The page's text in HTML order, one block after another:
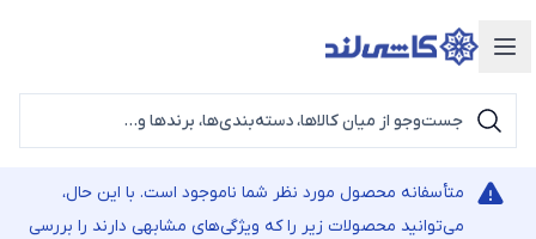
دسته‌بندی محصولات
متأسفانه محصول مورد نظر شما ناموجود است. با این حال،
می‌توانید محصولات زیر را که ویژگی‌های مشابهی دارند را بررسی